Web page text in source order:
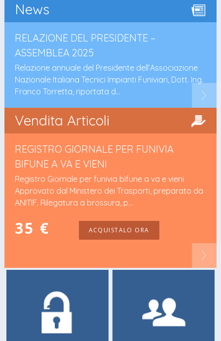
News
RELAZIONE DEL PRESIDENTE –
ASSEMBLEA 2025
Relazione annuale del Presidente dell’Associazione
Nazionale Italiana Tecnici Impianti Funiviari, Dott. Ing.
Franco Torretta, riportata d...
Vendita Articoli
REGISTRO GIORNALE PER FUNIVIA
BIFUNE A VA E VIENI
Registro Giornale per funivia bifune a va e vieni
Approvato dal Ministero dei Trasporti, preparato da
ANITIF. Rilegatura a brossura, p...
35 € ACQUISTALO ORA